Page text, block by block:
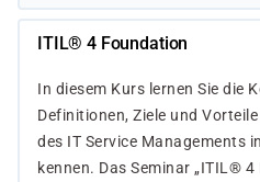
ITIL® 4 Foundation
In diesem Kurs lernen Sie die
Definitionen, Ziele und
des IT Service Managements
kennen. Das Seminar „ITIL®